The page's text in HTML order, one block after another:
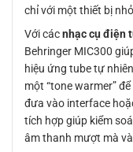
chỉ với một thiết bị
Với cácnhạc cụ điện
Behringer MIC300
hiệu ứng tube tự
một “tone warmer”
đưa vào interface
tích hợp giúp kiểm
âm thanh mượt mà